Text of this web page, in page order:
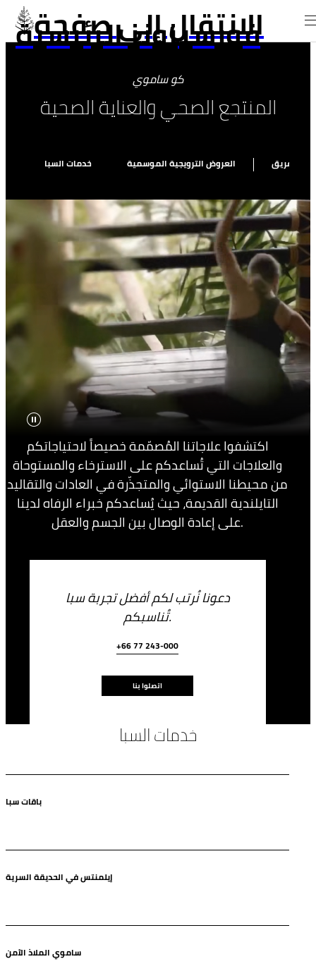
الانتقال إلى صفحة
فورسيزونز الرئيسية
كو ساموي
المنتجع الصحي والعناية الصحية
خدمات السبا العروض الترويجية الموسمية الفريق
اكتشفوا علاجاتنا المُصمّمة خصيصاً لاحتياجاتكم
والعلاجات التي تُساعدكم على الاسترخاء والمستوحاة
من محيطنا الاستوائي والمتجذّرة في العادات والتقاليد
التايلندية القديمة، حيث يُساعدكم خبراء الرفاه لدينا
على إعادة الوصال بين الجسم والعقل.
دعونا نُرتب لكم أفضل تجربة سبا
تُناسبكم.
+66 77 243-000
اتصلوا بنا
خدمات السبا
باقات سبا
إيلمنتس في الحديقة السرية
ساموي الملاذ الآمن